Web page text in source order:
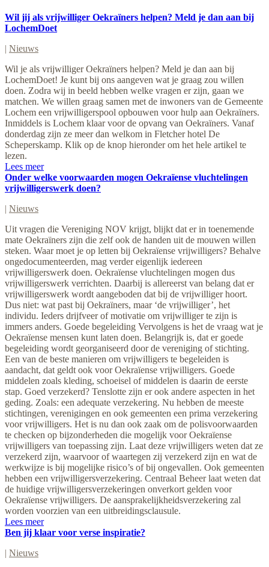
Wil jij als vrijwilliger Oekraïners helpen? Meld je dan aan bij
LochemDoet
| Nieuws
Wil je als vrijwilliger Oekraïners helpen? Meld je dan aan bij
LochemDoet! Je kunt bij ons aangeven wat je graag zou willen
doen. Zodra wij in beeld hebben welke vragen er zijn, gaan we
matchen. We willen graag samen met de inwoners van de Gemeente
Lochem een vrijwilligerspool opbouwen voor hulp aan Oekraïners.
Inmiddels is Lochem klaar voor de opvang van Oekraïners. Vanaf
donderdag zijn ze meer dan welkom in Fletcher hotel De
Scheperskamp. Klik op de knop hieronder om het hele artikel te
lezen.
Lees meer
Onder welke voorwaarden mogen Oekraïense vluchtelingen
vrijwilligerswerk doen?
| Nieuws
Uit vragen die Vereniging NOV krijgt, blijkt dat er in toenemende
mate Oekraïners zijn die zelf ook de handen uit de mouwen willen
steken. Waar moet je op letten bij Oekraïense vrijwilligers? Behalve
ongedocumenteerden, mag verder eigenlijk iedereen
vrijwilligerswerk doen. Oekraïense vluchtelingen mogen dus
vrijwilligerswerk verrichten. Daarbij is allereerst van belang dat er
vrijwilligerswerk wordt aangeboden dat bij de vrijwilliger hoort.
Dus niet: wat past bij Oekraïners, maar ‘de vrijwilliger’, het
individu. Ieders drijfveer of motivatie om vrijwilliger te zijn is
immers anders. Goede begeleiding Vervolgens is het de vraag wat je
Oekraïense mensen kunt laten doen. Belangrijk is, dat er goede
begeleiding wordt georganiseerd door de vereniging of stichting.
Een van de beste manieren om vrijwilligers te begeleiden is
aandacht, dat geldt ook voor Oekraïense vrijwilligers. Goede
middelen zoals kleding, schoeisel of middelen is daarin de eerste
stap. Goed verzekerd? Tenslotte zijn er ook andere aspecten in het
geding. Zoals: een adequate verzekering. Nu hebben de meeste
stichtingen, verenigingen en ook gemeenten een prima verzekering
voor vrijwilligers. Het is nu dan ook zaak om de polisvoorwaarden
te checken op bijzonderheden die mogelijk voor Oekraïense
vrijwilligers van toepassing zijn. Laat deze vrijwilligers weten dat ze
verzekerd zijn, waarvoor of waartegen zij verzekerd zijn en wat de
werkwijze is bij mogelijke risico’s of bij ongevallen. Ook gemeenten
hebben een vrijwilligersverzekering. Centraal Beheer laat weten dat
de huidige vrijwilligersverzekeringen onverkort gelden voor
Oekraïense vrijwilligers. De aansprakelijkheidsverzekering zal
worden voorzien van een uitbreidingsclausule.
Lees meer
Ben jij klaar voor verse inspiratie?
| Nieuws